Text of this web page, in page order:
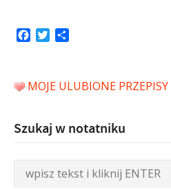
Facebook
Twitter
MOJE ULUBIONE PRZEPISY
Szukaj w notatniku